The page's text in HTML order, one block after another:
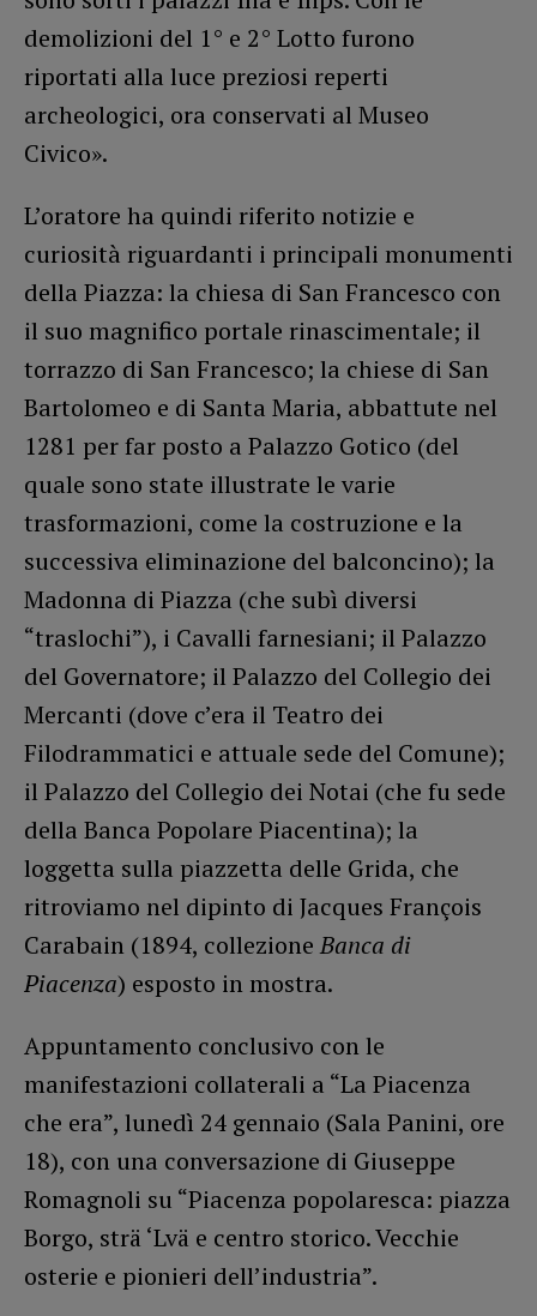
demolizioni del 1° e 2° Lotto furono
riportati alla luce preziosi reperti
archeologici, ora conservati al Museo
Civico».
L’oratore ha quindi riferito notizie e
curiosità riguardanti i principali monumenti
della Piazza: la chiesa di San Francesco con
il suo magnifico portale rinascimentale; il
torrazzo di San Francesco; la chiese di San
Bartolomeo e di Santa Maria, abbattute nel
1281 per far posto a Palazzo Gotico (del
quale sono state illustrate le varie
trasformazioni, come la costruzione e la
successiva eliminazione del balconcino); la
Madonna di Piazza (che subì diversi
“traslochi”), i Cavalli farnesiani; il Palazzo
del Governatore; il Palazzo del Collegio dei
Mercanti (dove c’era il Teatro dei
Filodrammatici e attuale sede del Comune);
il Palazzo del Collegio dei Notai (che fu sede
della Banca Popolare Piacentina); la
loggetta sulla piazzetta delle Grida, che
ritroviamo nel dipinto di Jacques François
Carabain (1894, collezioneBanca di
Piacenza) esposto in mostra.
Appuntamento conclusivo con le
manifestazioni collaterali a “La Piacenza
che era”, lunedì 24 gennaio (Sala Panini, ore
18), con una conversazione di Giuseppe
Romagnoli su “Piacenza popolaresca: piazza
Borgo, strä ‘Lvä e centro storico. Vecchie
osterie e pionieri dell’industria”.